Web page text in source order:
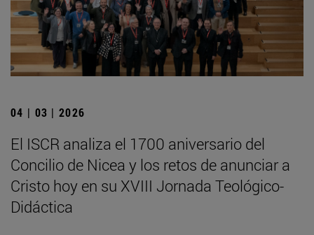
04 | 03 | 2026
El ISCR analiza el 1700 aniversario del
Concilio de Nicea y los retos de anunciar a
Cristo hoy en su XVIII Jornada Teológico-
Didáctica